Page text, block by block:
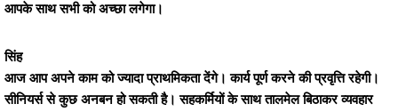
आपके साथ सभी को अच्छा लगेगा।
सिंह
आज आप अपने काम को ज्यादा प्राथमिकता देंगे। कार्य पूर्ण करने की प्रवृत्ति रहेगी।
सीनियर्स से कुछ अनबन हो सकती है। सहकर्मियों के साथ तालमेल बिठाकर व्यवहार